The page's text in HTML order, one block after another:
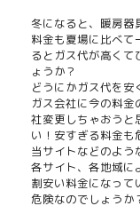
冬になると、暖房器
料金も夏場に比べて
るとガス代が高くて
ょうか？
どうにかガス代を
ガス会社に今の料
社変更しちゃおうと
い！安すぎる料金も
当サイトなどのよう
各サイト、各地域
割安い料金になっ
危険なのでしょうか